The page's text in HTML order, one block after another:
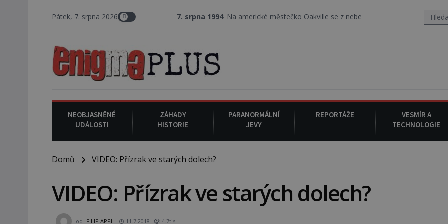
Pátek, 7. srpna 2026 7. srpna 1994: Na americké městečko Oakville se z nebe snáší podivná rosolovitá látka
NEOBJASNĚNÉ
UDÁLOSTI
ZÁHADY
HISTORIE
PARANORMÁLNÍ
JEVY
REPORTÁŽE
VESMÍR A
TECHNOLOGIE
Domů VIDEO: Přízrak ve starých dolech?
VIDEO: Přízrak ve starých dolech?
od FILIP APPL 11.7.2018 4.7tis